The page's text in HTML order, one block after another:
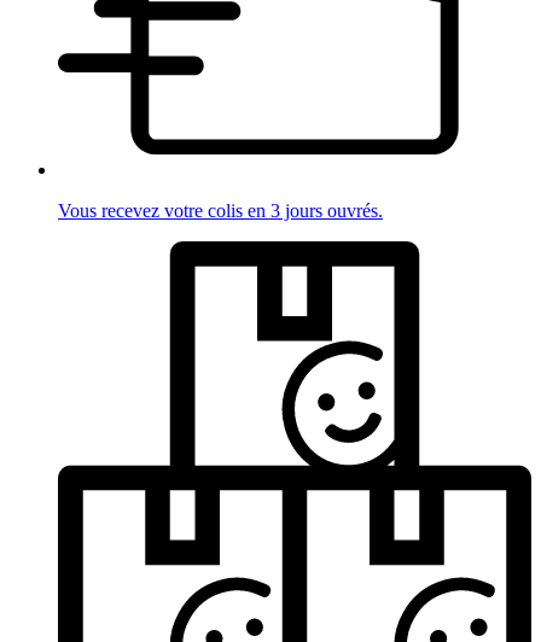
Vous recevez votre colis en 3 jours ouvrés.